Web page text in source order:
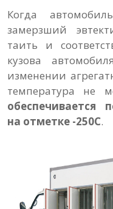
Когда
замерзший
таить и
кузова
изменении
температура не
обеспечивается
на отметке -250С.